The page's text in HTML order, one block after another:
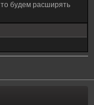
будем расширять